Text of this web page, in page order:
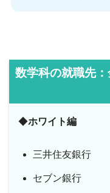
数学科の就職先
◆ホワイト編
三井住友銀行
セブン銀行